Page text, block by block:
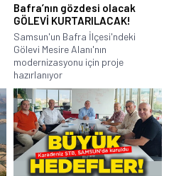
Bafra’nın gözdesi olacak
GÖLEVİ KURTARILACAK!
Samsun'un Bafra İlçesi'ndeki
Gölevi Mesire Alanı'nın
modernizasyonu için proje
hazırlanıyor